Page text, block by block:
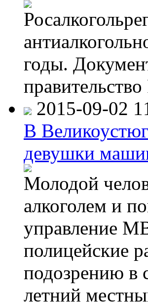
годы.
2015-09-02
В
девушки
Молодой
алкоголем и
управление
полицейские
подозрению в
летний